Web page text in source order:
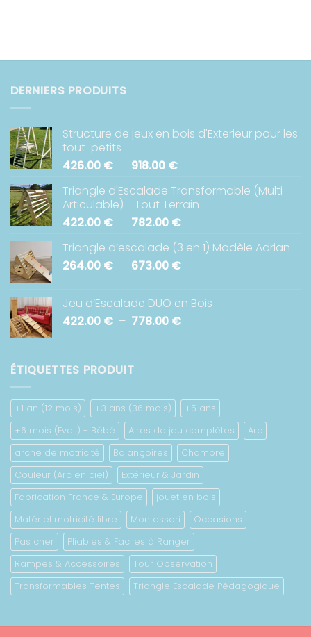
383.00 €
DERNIERS PRODUITS
Structure de jeux en bois d'Exterieur pour les
tout-petits
426.00 € – 918.00 €Plage
prix :
426.00 €
à
918.00 €
Triangle d'Escalade Transformable (Multi-
Articulable) - Tout Terrain
422.00 € – 782.00 €Plage
prix :
422.00 €
Triangle d’escalade (3 en 1) Modèle Adrian
264.00 € – 673.00 €Plage
264.00 €
à
Jeu d’Escalade DUO en Bois
422.00 € – 778.00 €Plage
ÉTIQUETTES PRODUIT
+1 an (12 mois) +3 ans (36 mois)
+5 ans
+6 mois (Eveil) - Bébé
Aires de jeu complètes
Arc
arche de motricité
Balançoires
Chambre
Couleur (Arc en ciel)
Extérieur & Jardin
Fabrication France & Europe
jouet en bois
Matériel motricité libre
Montessori
Occasions
Pas cher
Pliables & Faciles à Ranger
Rampes & Accessoires
Tour Observation
Transformables Tentes
Triangle Escalade Pédagogique